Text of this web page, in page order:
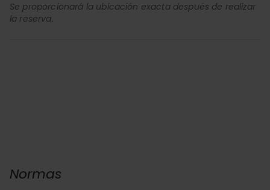
Se proporcionará la ubicación exacta después de realizar
la reserva.
Normas